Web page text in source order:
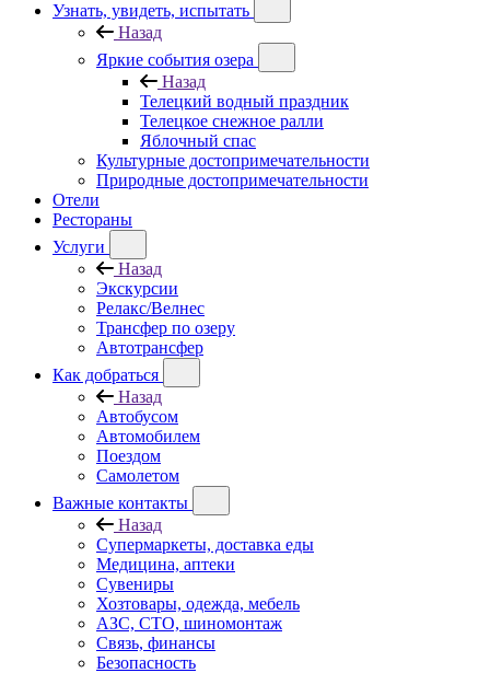
Узнать, увидеть, испытать
Назад
Яркие события озера
Назад
Телецкий водный праздник
Телецкое снежное ралли
Яблочный спас
Культурные достопримечательности
Природные достопримечательности
Отели
Рестораны
Услуги
Назад
Экскурсии
Релакс/Велнес
Трансфер по озеру
Автотрансфер
Как добраться
Назад
Автобусом
Автомобилем
Поездом
Самолетом
Важные контакты
Назад
Супермаркеты, доставка еды
Медицина, аптеки
Сувениры
Хозтовары, одежда, мебель
АЗС, СТО, шиномонтаж
Связь, финансы
Безопасность